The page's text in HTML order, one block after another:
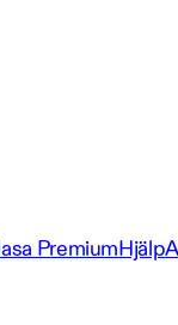
PremiumHjälp